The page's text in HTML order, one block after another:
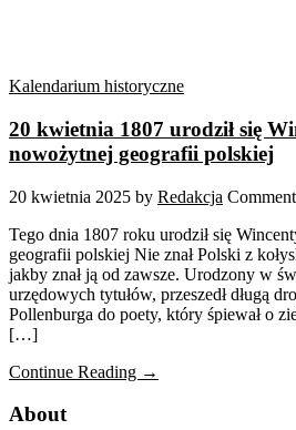
Kalendarium historyczne
20 kwietnia 1807 urodził się
nowożytnej geografii polskiej
20 kwietnia 2025 by Redakcja
Tego dnia 1807 roku urodził się
geografii polskiej Nie znał Polski z
jakby znał ją od zawsze. Urodzony w
urzędowych tytułów, przeszedł długą
Pollenburga do poety, który śpiewał o
[…]
Continue Reading →
About